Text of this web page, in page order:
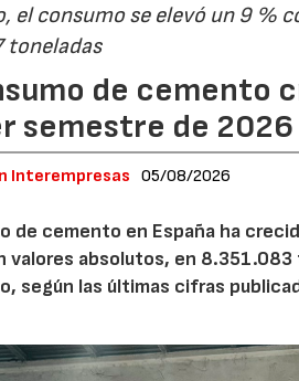
el consumo se elevó un 9 %
toneladas
de cemento
semestre de 2026
Interempresas 05/08/2026
de cemento en España ha
valores absolutos, en
según las últimas cifras